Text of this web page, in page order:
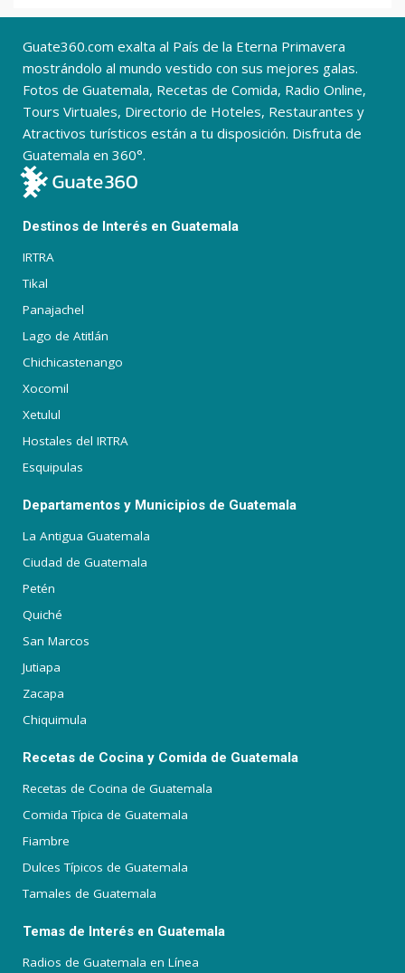
Guate360.com exalta al País de la Eterna Primavera
mostrándolo al mundo vestido con sus mejores galas.
Fotos de Guatemala, Recetas de Comida, Radio Online,
Tours Virtuales, Directorio de Hoteles, Restaurantes y
Atractivos turísticos están a tu disposición. Disfruta de
Guatemala en 360°.
Destinos de Interés en Guatemala
IRTRA
Tikal
Panajachel
Lago de Atitlán
Chichicastenango
Xocomil
Xetulul
Hostales del IRTRA
Esquipulas
Departamentos y Municipios de Guatemala
La Antigua Guatemala
Ciudad de Guatemala
Petén
Quiché
San Marcos
Jutiapa
Zacapa
Chiquimula
Recetas de Cocina y Comida de Guatemala
Recetas de Cocina de Guatemala
Comida Típica de Guatemala
Fiambre
Dulces Típicos de Guatemala
Tamales de Guatemala
Temas de Interés en Guatemala
Radios de Guatemala en Línea